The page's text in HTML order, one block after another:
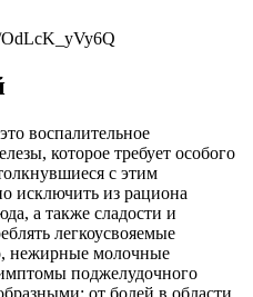
OdLcK_yVy6Q
воспалительное
которое требует особого
с этим
исключить из рациона
а также сладости и
легкоусвояемые
нежирные молочные
поджелудочного
от болей в области